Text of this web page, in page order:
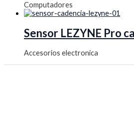
Computadores
Sensor LEZYNE Pro
Accesorios electronica